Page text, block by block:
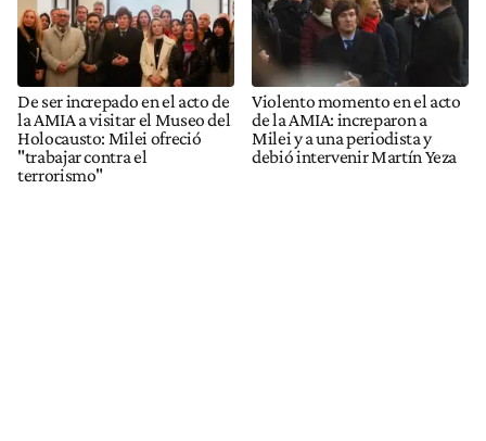
De ser increpado en el acto de
la AMIA a visitar el Museo del
Holocausto: Milei ofreció
"trabajar contra el
terrorismo"
Violento momento en el acto
de la AMIA: increparon a
Milei y a una periodista y
debió intervenir Martín Yeza